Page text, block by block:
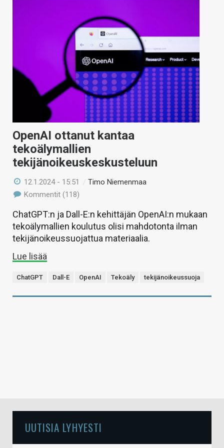
OpenAI ottanut kantaa
tekoälymallien
tekijänoikeuskeskusteluun
12.1.2024 - 15:51 /Timo Niemenmaa
Kommentit (118)
ChatGPT:n ja Dall-E:n kehittäjän OpenAI:n mukaan
tekoälymallien koulutus olisi mahdotonta ilman
tekijänoikeussuojattua materiaalia.
Lue lisää
ChatGPT Dall-E OpenAI Tekoäly tekijänoikeussuoja
UUTISIA LYHYESTI